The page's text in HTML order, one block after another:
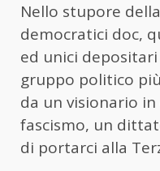
Nello stupore
democratici doc,
ed unici depositari
gruppo politico
da un visionario
fascismo, un
di portarci alla